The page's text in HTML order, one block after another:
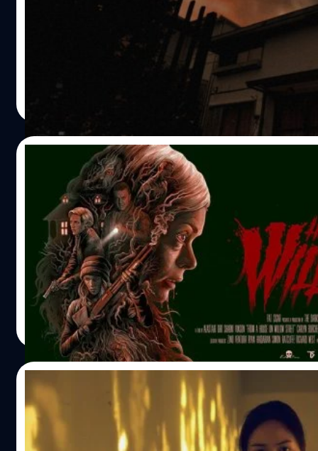
ค่ายเกม Bandai Namco ได้ปล่อยทีเซอร์เกมสยองขวัญตัวให
เว็บไซต์ที่มีชื่อว่า "Summer Horror Project" เว็บไซต์นี้มี meta
keywords หรือคำอธิบายเนื้อหาสั้นๆว่า “Zombie” และ
นอกจากนี้เมื่อกดปุ่มแชร์เนื้อหาไปยังไทม์ไลน์บนเฟซบุ๊กหรือท
เตอร์จะได้พบกับข้อความว่า “เว็บไซต์ปริศนาได้ปรากฏขึ้นมาอ
ลึกลับ? บางสิ่งกำลังจะเกิดขึ้นในช่วงฤดูร้อนนี้ . .” ทีเซอร์ปริศน
ปรากฏอยู่บนเว็บไซต์นี้ จะเผยให้เห็นบ้านร้างที่มีบรรยากาศวังเ
กลัว ซึ่งถูกบันทึกเป็นไฟล์วิดีโอชื่อว่า “domas-SCENE01” แล
30 สิงหาคม 2018 ปรากฏอยู่ที่ด้านล่างขวาของจอ ซึ่งอาจจะเ
บอกใบ้ถึงวันเปิดตัวเกมก็เป็นได้ อย่างไรก็ตาม เราคงต้องรอติ
ข่าวกันต่อไปครับ อ้างอิง
From a House on Willow Street: รวมมิตรห
สยองที่คิดถึง
หนังเรื่องนี้คือหนังสยองขวัญที่ทำให้ชวนนึกถึงหนังสยองยุคเก่
หลายเรื่อง คือเอามาอย่างละนิดละหน่อย ก็เหมือนที่โปสเตอร์
มาดูตั้งใจสื่อให้ย้อนไปยุคเก่า ๆ จะจัดประเภทหนังก็คงไม่พ้น
หนังสยองเกรดบี ที่เอาไปเทียบชั้นหนังเกรดเอยุคใหม่แบบพว
Conjuring อะไรแบบนั้นไม่ได้ แต่ด้วยความที่ตลาดมันขาดหนั
แบบแหวะ ๆ คัลท์ ๆ มานาน หนังเรื่องนี้ก็มาบรรเทาความเสี้ยน
ได้พอประมาณ อ่านถึงตรงนี้คงพอจะรู้นะว่าคุณจะเหมาะกับห
เรื่องนี้หรือเปล่า
ธนพล น้อยชูชื่น| 3395 days ago
Read More
สยามสแควร์: ไม่ใช่หนังรัก ไม่เชิงหนังผี และมีดี
แค่การเป็นหนังไทย